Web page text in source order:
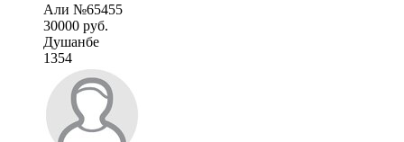
Али №65455
30000 руб.
Душанбе
1354